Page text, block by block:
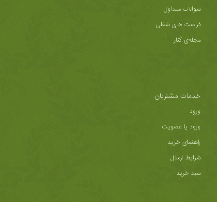
سوالات متداول
فرصت های شغلی
مجله‌ی کُنار
خدمات مشتریان
ورود
ورود یا عضویت
راهنمای خرید
شرایط ارسال
سبد خرید